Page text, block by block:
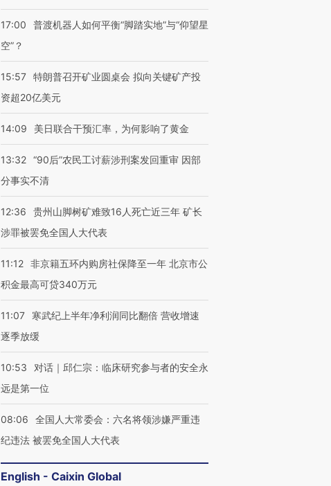
17:00
普渡机器人如何平衡“脚踏实地”与“仰望星
空”？
15:57 特朗普召开矿业圆桌会 拟向关键矿产投
资超20亿美元
14:09 美日联合干预汇率，为何影响了黄金
13:32 “90后”农民工讨薪涉刑案发回重审 因部
分事实不清
12:36
贵州山脚树矿难致16人死亡近三年 矿长
涉罪被罢免全国人大代表
11:12 非京籍五环内购房社保降至一年 北京市公
积金最高可贷340万元
11:07
寒武纪上半年净利润同比翻倍 营收增速
逐季放缓
10:53
对话｜邱仁宗：临床研究参与者的安全永
远是第一位
08:06
全国人大常委会：六名将领涉嫌严重违
纪违法 被罢免全国人大代表
English - Caixin Global